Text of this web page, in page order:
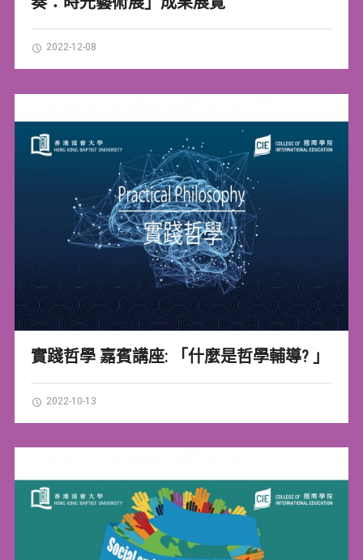
2022-12-08
實踐哲學 嘉賓講座: 「什麼是哲學輔導? 」
2022-10-13